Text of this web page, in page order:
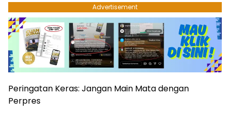
Advertisement
​Peringatan Keras: Jangan Main Mata dengan
Perpres